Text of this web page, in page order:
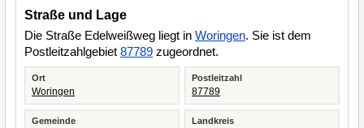
Straße und Lage
Die Straße Edelweißweg liegt in Woringen. Sie ist dem
Postleitzahlgebiet 87789 zugeordnet.
Ort
Woringen
Postleitzahl
87789
Gemeinde Landkreis